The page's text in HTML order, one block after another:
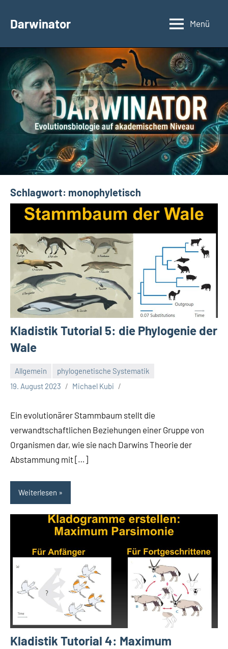
InhaltDarwinator
Evolutionsbiologie
Menü
Schlagwort: monophyletisch
Kladistik Tutorial 5: die Phylogenie der
Wale
Allgemein
phylogenetische Systematik
19. August 2023
Michael Kubi
Ein evolutionärer Stammbaum stellt die
verwandtschaftlichen Beziehungen einer Gruppe von
Organismen dar, wie sie nach Darwins Theorie der
Abstammung mit […]
Weiterlesen
Kladistik Tutorial 4: Maximum